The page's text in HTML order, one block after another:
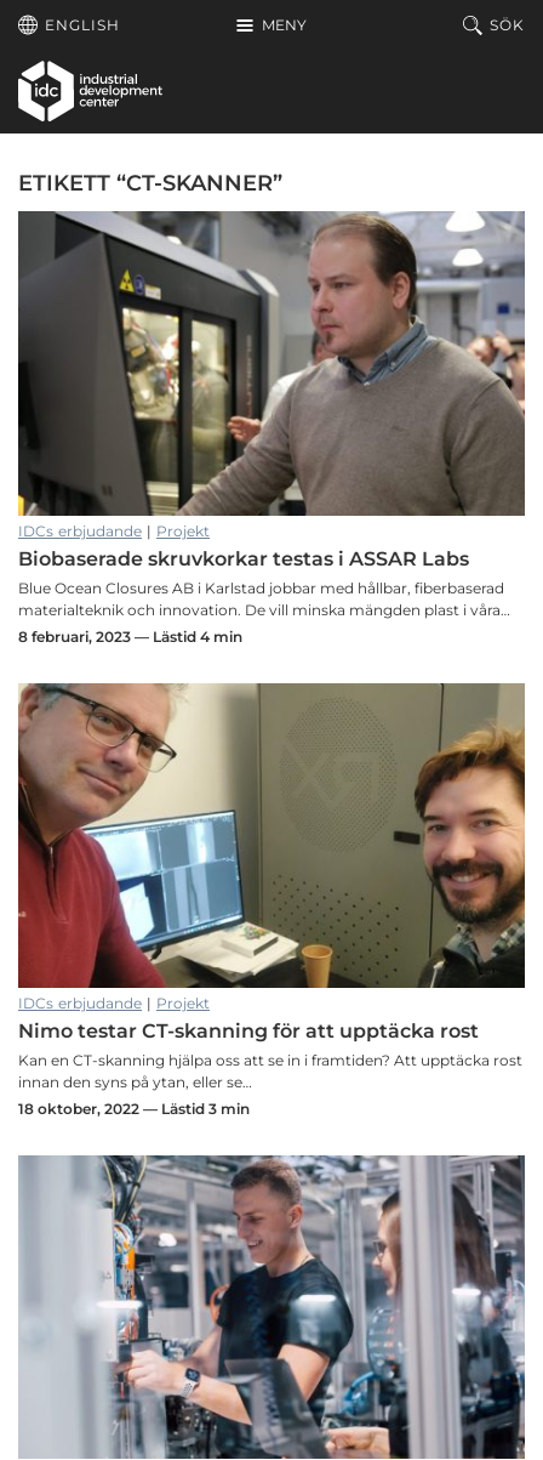
Hoppa till huvudinnehållet
MENY
ENGLISH SÖK
ETIKETT “CT-SKANNER”
IDCs erbjudande | Projekt
Biobaserade skruvkorkar testas i ASSAR Labs
Blue Ocean Closures AB i Karlstad jobbar med hållbar, fiberbaserad
materialteknik och innovation. De vill minska mängden plast i våra…
8 februari, 2023 — Lästid 4 min
IDCs erbjudande | Projekt
Nimo testar CT-skanning för att upptäcka rost
Kan en CT-skanning hjälpa oss att se in i framtiden? Att upptäcka rost
innan den syns på ytan, eller se…
18 oktober, 2022 — Lästid 3 min